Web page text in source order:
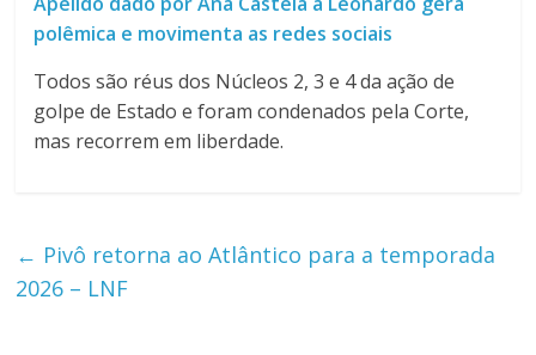
polêmica e movimenta as redes sociais
Todos são réus dos Núcleos 2, 3 e 4 da ação de
golpe de Estado e foram condenados pela Corte,
mas recorrem em liberdade.
← Pivô retorna ao Atlântico para a temporada
2026 – LNF